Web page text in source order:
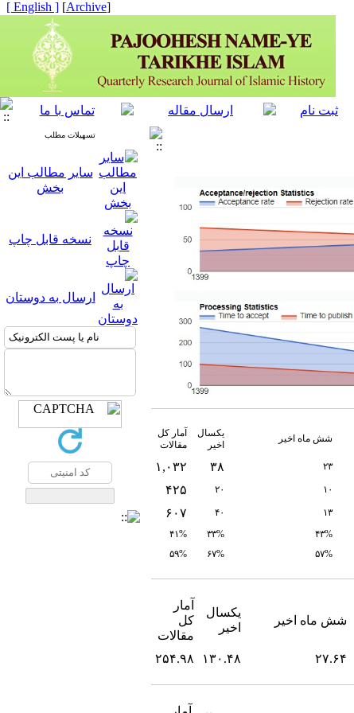
[
Archive
]
[ English ]
شش ماه اخیر
یکسال
اخیر
آمار کل
مقالات
۲۳ ۳۸ ۱,۰۳۲
۱۰ ۲۰ ۴۲۵
۱۳ ۴۰ ۶۰۷
۴۳% ۳۳%
۴۱%
۵۷% ۶۷% ۵۹%
شش ماه اخیر
یکسال
اخیر
آمار
کل
مقالات
۲۷.۶۴ ۱۳۰.۴۸ ۲۵۴.۹۸
تسهیلات مطلب
سایر مطالب این
بخش
نسخه قابل چاپ
ارسال به دوستان